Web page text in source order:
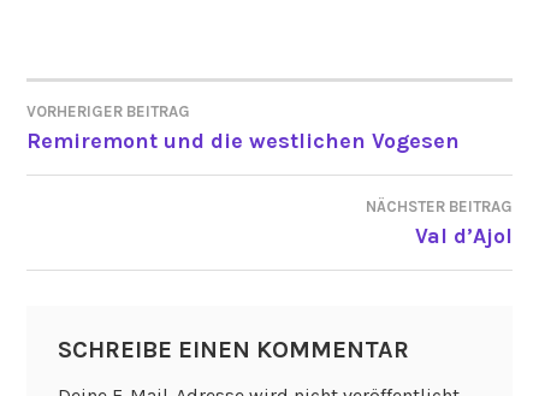
BEITRAGSNAVIGATION
VORHERIGER BEITRAG
Remiremont und die westlichen Vogesen
NÄCHSTER BEITRAG
Val d’Ajol
SCHREIBE EINEN KOMMENTAR